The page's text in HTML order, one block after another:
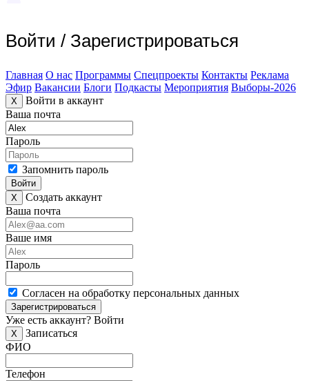
Войти / Зарегистрироваться
Главная О нас Программы Спецпроекты Контакты Реклама
Эфир Вакансии Блоги Подкасты Мероприятия Выборы-2026
X
Войти в аккаунт
Ваша почта
Пароль
Запомнить пароль
Войти
X
Создать аккаунт
Ваша почта
Ваше имя
Пароль
Согласен на обработку персональных данных
Зарегистрироваться
Уже есть аккаунт? Войти
X
Записаться
ФИО
Телефон